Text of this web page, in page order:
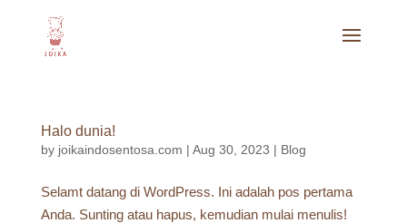
Halo dunia!
by joikaindosentosa.com | Aug 30, 2023 | Blog
Selamt datang di WordPress. Ini adalah pos pertama
Anda. Sunting atau hapus, kemudian mulai menulis!